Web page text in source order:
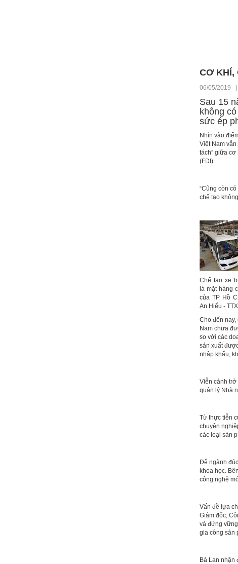
CƠ KHÍ,
06/05/2019
Sau 15
không
sức ép
Nhìn vào
Việt Nam
tách” giữa
(FDI).
“Cũng còn
chế tạo
Chế tạo xe
là mặt hàng
của TP Hồ
An Hiếu -
Cho đến
Nam chưa
so với các
sản xuất
nhập khẩu,
Viễn cảnh trở
quản lý Nhà
Từ thực tiễn
chuyên
các loại sản
Để ngành
khoa học.
công nghệ
Vấn đề lựa
Giám đốc,
và đứng
gia công sản
Bà Lan nhận